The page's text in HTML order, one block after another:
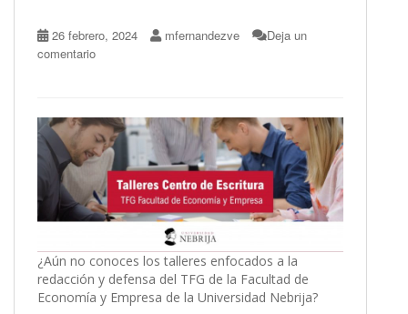
26 febrero, 2024 mfernandezve
Deja un
comentario
¿Aún no conoces los talleres enfocados a la
redacción y defensa del TFG de la Facultad de
Economía y Empresa de la Universidad Nebrija?